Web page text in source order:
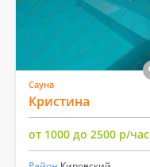
Сауна
Кристина
от 1000 до 2500 р/час